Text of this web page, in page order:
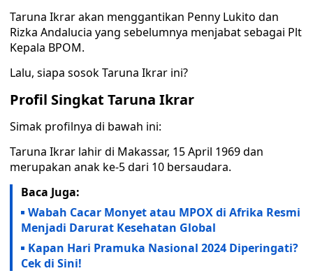
Taruna Ikrar akan menggantikan Penny Lukito dan
Rizka Andalucia yang sebelumnya menjabat sebagai Plt
Kepala BPOM.
Lalu, siapa sosok Taruna Ikrar ini?
Profil Singkat Taruna Ikrar
Simak profilnya di bawah ini:
Taruna Ikrar lahir di Makassar, 15 April 1969 dan
merupakan anak ke-5 dari 10 bersaudara.
Baca Juga:
Wabah Cacar Monyet atau MPOX di Afrika Resmi
Menjadi Darurat Kesehatan Global
Kapan Hari Pramuka Nasional 2024 Diperingati?
Cek di Sini!